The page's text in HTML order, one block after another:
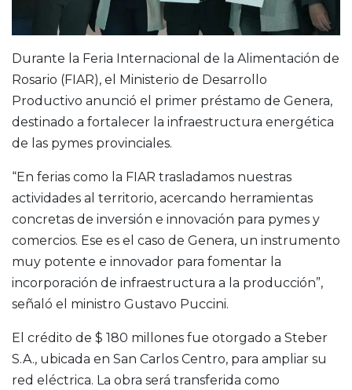
Durante la Feria Internacional de la Alimentación de
Rosario (FIAR), el Ministerio de Desarrollo
Productivo anunció el primer préstamo de Genera,
destinado a fortalecer la infraestructura energética
de las pymes provinciales.
“En ferias como la FIAR trasladamos nuestras
actividades al territorio, acercando herramientas
concretas de inversión e innovación para pymes y
comercios. Ese es el caso de Genera, un instrumento
muy potente e innovador para fomentar la
incorporación de infraestructura a la producción”,
señaló el ministro Gustavo Puccini.
El crédito de $ 180 millones fue otorgado a Steber
S.A., ubicada en San Carlos Centro, para ampliar su
red eléctrica. La obra será transferida como